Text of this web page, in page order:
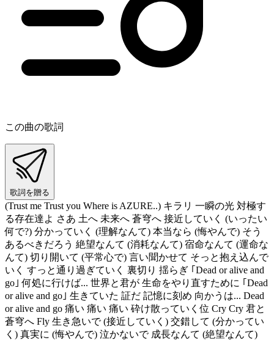
この曲の歌詞
歌詞を贈る
(Trust me Trust you Where is AZURE..) キラリ 一瞬の光 対極す
る存在達よ さあ 土へ 未来へ 蒼穹へ 接近していく (いったい
何で?) 分かっていく (理解なんて) 本当なら (悔やんで) そう
あるべきだろう 絶望なんて (消耗なんて) 宿命なんて (運命な
んて) 切り開いて (平常心で) 言い聞かせて そっと抱え込んで
いく すっと通り過ぎていく 裏切り 揺らぎ ｢Dead or alive and
go｣ 何処に行けば... 世界と君が 生命をやり直すために ｢Dead
or alive and go｣ 生きていた 証だ 記憶に刻め 向かうは... Dead
or alive and go 痛い 痛い 痛い 砕け散っていく位 Cry Cry 君と
蒼穹へ Fly 生き急いで (接近していく) 交錯して (分かってい
く) 真実に (悔やんで) 泣かないで 成長なんて (絶望なんて)